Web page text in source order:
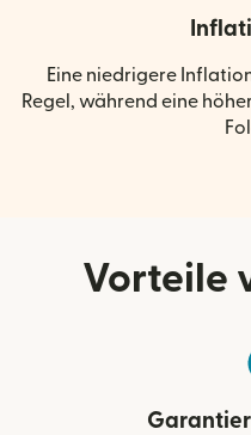
Eine niedrigere
Regel, während eine
Vorteile